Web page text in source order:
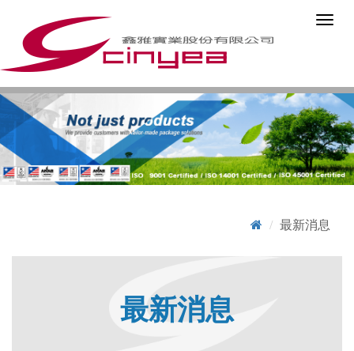
最新消息
最新消息